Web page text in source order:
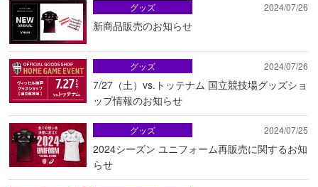
2024/07/26
新商品販売のお知らせ
グッズ
2024/07/26
7/27（土）vs.トッテナム 国立競技場グッズショ
ップ情報のお知らせ
グッズ
2024/07/25
2024シーズン ユニフォーム再販売に関するお知
らせ
グッズ